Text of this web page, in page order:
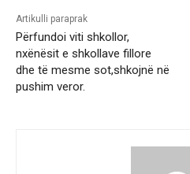
Artikulli paraprak
Përfundoi viti shkollor,
nxënësit e shkollave fillore
dhe të mesme sot,shkojnë në
pushim veror.